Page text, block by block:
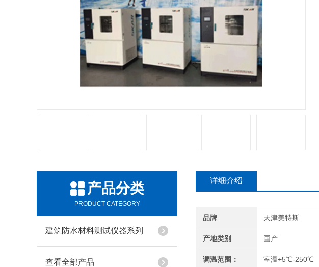
产品分类
PRODUCT CATEGORY
建筑防水材料测试仪器系列
查看全部产品
详细介绍
品牌 天津美特斯
产地类别 国产
调温范围： 室温+5℃-250℃